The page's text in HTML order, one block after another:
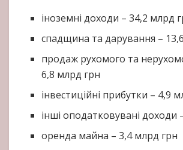
іноземні доходи – 34,2 млрд
спадщина та дарування –
продаж рухомого та
6,8 млрд грн
інвестиційні прибутки – 4,9
інші оподатковувані доходи
оренда майна – 3,4 млрд грн